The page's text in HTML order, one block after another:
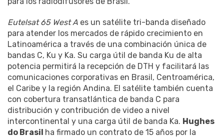
Eutelsat 65 West A es un satélite tri-banda diseñado
para atender los mercados de rápido crecimiento en
Latinoamérica a través de una combinación única de
bandas C, Ku y Ka. Su carga útil de banda Ku de alta
potencia permitirá la recepción de DTH y facilitará las
comunicaciones corporativas en Brasil, Centroamérica,
el Caribe y la región Andina. El satélite también cuenta
con cobertura transatlántica de banda C para
distribución y contribución de video a nivel
intercontinental y una carga útil de banda Ka. Hughes
do Brasil ha firmado un contrato de 15 años por la